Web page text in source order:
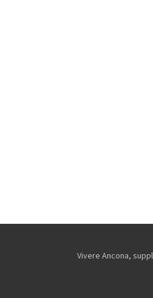
Vivere Ancona,